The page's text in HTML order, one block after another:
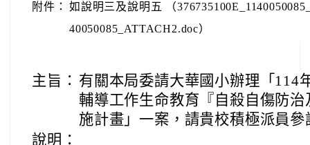
附件： 如說明三及說明五 （
40050085_ATTACH2.doc）
主旨： 有關本局委請大華國小辦理「114
輔導工作生命教育『自殺自傷防
施計畫」一案，請貴校積極派員
說明：